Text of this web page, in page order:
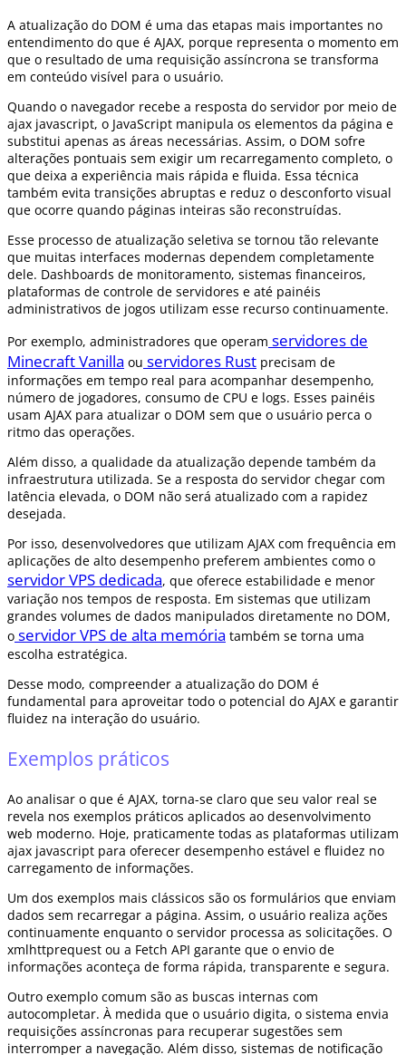
A atualização do DOM é uma das etapas mais importantes no
entendimento do que é AJAX, porque representa o momento em
que o resultado de uma requisição assíncrona se transforma
em conteúdo visível para o usuário.
Quando o navegador recebe a resposta do servidor por meio de
ajax javascript, o JavaScript manipula os elementos da página e
substitui apenas as áreas necessárias. Assim, o DOM sofre
alterações pontuais sem exigir um recarregamento completo, o
que deixa a experiência mais rápida e fluida. Essa técnica
também evita transições abruptas e reduz o desconforto visual
que ocorre quando páginas inteiras são reconstruídas.
Esse processo de atualização seletiva se tornou tão relevante
que muitas interfaces modernas dependem completamente
dele. Dashboards de monitoramento, sistemas financeiros,
plataformas de controle de servidores e até painéis
administrativos de jogos utilizam esse recurso continuamente.
Por exemplo, administradores que operam servidores de
Minecraft Vanilla ou servidores Rust precisam de
informações em tempo real para acompanhar desempenho,
número de jogadores, consumo de CPU e logs. Esses painéis
usam AJAX para atualizar o DOM sem que o usuário perca o
ritmo das operações.
Além disso, a qualidade da atualização depende também da
infraestrutura utilizada. Se a resposta do servidor chegar com
latência elevada, o DOM não será atualizado com a rapidez
desejada.
Por isso, desenvolvedores que utilizam AJAX com frequência em
aplicações de alto desempenho preferem ambientes como o
servidor VPS dedicada, que oferece estabilidade e menor
variação nos tempos de resposta. Em sistemas que utilizam
grandes volumes de dados manipulados diretamente no DOM,
o servidor VPS de alta memória também se torna uma
escolha estratégica.
Desse modo, compreender a atualização do DOM é
fundamental para aproveitar todo o potencial do AJAX e garantir
fluidez na interação do usuário.
Exemplos práticos
Ao analisar o que é AJAX, torna-se claro que seu valor real se
revela nos exemplos práticos aplicados ao desenvolvimento
web moderno. Hoje, praticamente todas as plataformas utilizam
ajax javascript para oferecer desempenho estável e fluidez no
carregamento de informações.
Um dos exemplos mais clássicos são os formulários que enviam
dados sem recarregar a página. Assim, o usuário realiza ações
continuamente enquanto o servidor processa as solicitações. O
xmlhttprequest ou a Fetch API garante que o envio de
informações aconteça de forma rápida, transparente e segura.
Outro exemplo comum são as buscas internas com
autocompletar. À medida que o usuário digita, o sistema envia
requisições assíncronas para recuperar sugestões sem
interromper a navegação. Além disso, sistemas de notificação